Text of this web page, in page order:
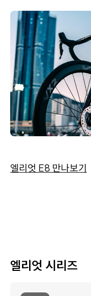
엘리엇 E8 만나보기
엘리엇 시리즈